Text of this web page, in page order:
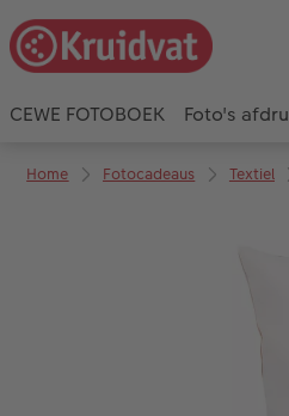
CEWE FOTOBOEK Foto's
Home Fotocadeaus Textiel